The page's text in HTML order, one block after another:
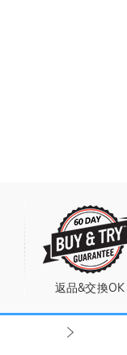
返品&交換OK